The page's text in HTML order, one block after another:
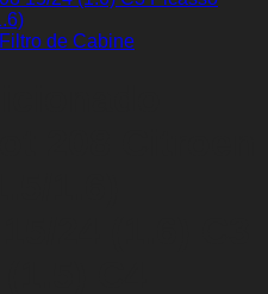
Filtro de Cabine